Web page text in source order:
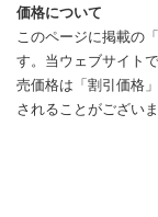
価格について
このページに掲載の
す。当ウェブサイト
売価格は「割引価格
されることがござい